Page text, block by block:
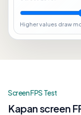
Higher values draw
Screen FPS Test
Kapan screen